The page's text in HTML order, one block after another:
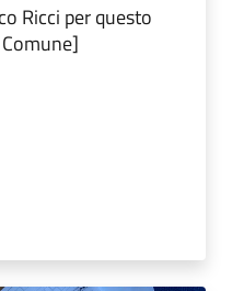
Ricci per questo